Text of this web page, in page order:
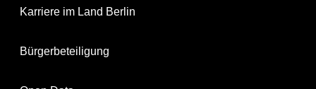
Karriere im Land Berlin
Bürgerbeteiligung